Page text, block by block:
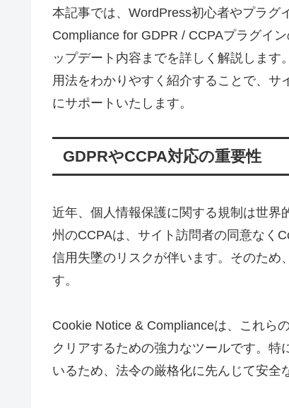
本記事では、WordPress初心者やプラグ
Compliance for GDPR / CCPAプラグイ
ップデート内容までを詳しく解説しま
用法をわかりやすく紹介することで、サ
にサポートいたします。
GDPRやCCPA対応の重要性
近年、個人情報保護に関する規制は世界
州のCCPAは、サイト訪問者の同意なく
信用失墜のリスクが伴います。そのた
す。
Cookie Notice & Complianceは、これら
クリアするための強力なツールです。
いるため、法令の厳格化に先んじて安全